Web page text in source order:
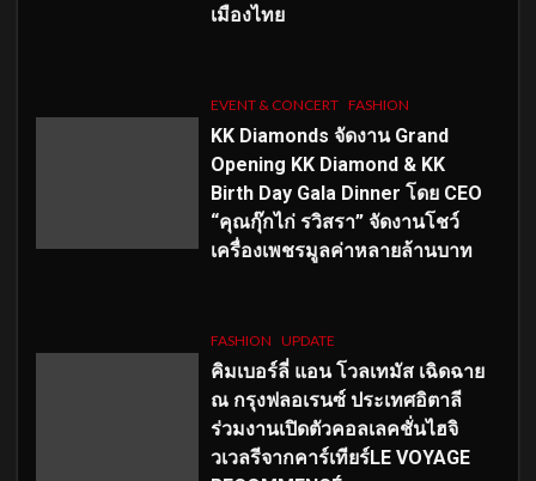
เมืองไทย
EVENT & CONCERT FASHION
KK Diamonds จัดงาน Grand
Opening KK Diamond & KK
Birth Day Gala Dinner โดย CEO
“คุณกุ๊กไก่ รวิสรา” จัดงานโชว์
เครื่องเพชรมูลค่าหลายล้านบาท
FASHION UPDATE
คิมเบอร์ลี่ แอน โวลเทมัส เฉิดฉาย
ณ กรุงฟลอเรนซ์ ประเทศอิตาลี
ร่วมงานเปิดตัวคอลเลคชั่นไฮจิ
วเวลรีจากคาร์เทียร์LE VOYAGE